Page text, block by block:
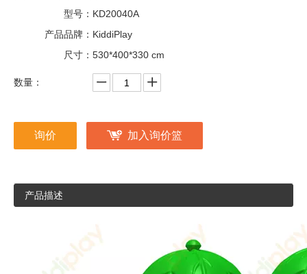
型号： KD20040A
产品品牌： KiddiPlay
尺寸： 530*400*330 cm
数量：
询价 加入询价篮
产品描述